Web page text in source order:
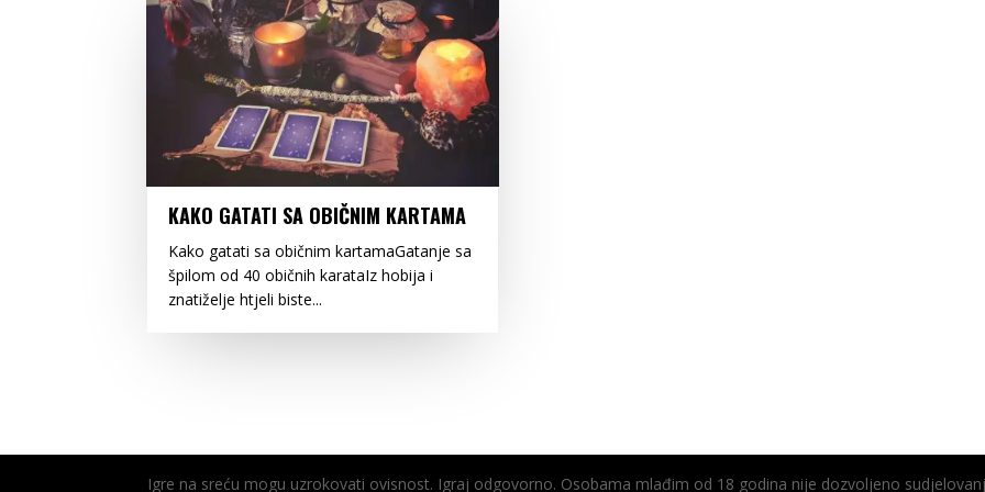
KAKO GATATI SA OBIČNIM KARTAMA
Kako gatati sa običnim kartamaGatanje sa
špilom od 40 običnih karataIz hobija i
znatiželje htjeli biste...
Igre na sreću mogu uzrokovati ovisnost. Igraj odgovorno. Osobama mlađim od 18 godina nije dozvoljeno